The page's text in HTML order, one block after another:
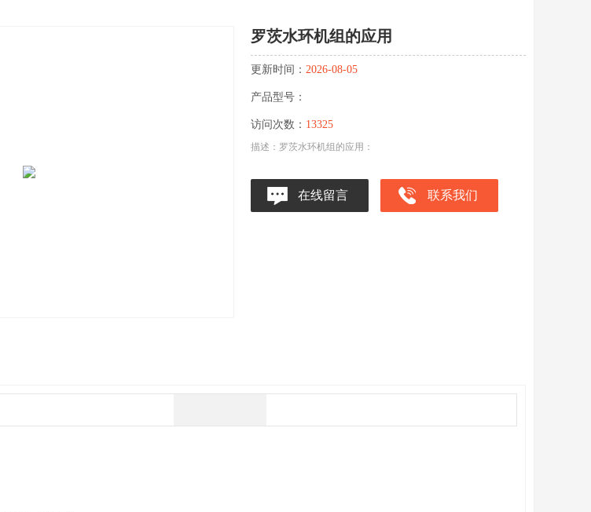
罗茨水环机组的应用
更新时间： 2026-08-05
产品型号：
访问次数： 13325
描述：罗茨水环机组的应用：
在线留言 联系我们